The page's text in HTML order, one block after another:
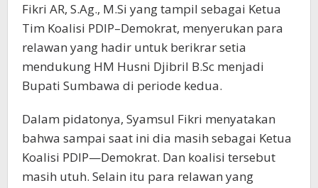
Fikri AR, S.Ag., M.Si yang tampil sebagai Ketua
Tim Koalisi PDIP–Demokrat, menyerukan para
relawan yang hadir untuk berikrar setia
mendukung HM Husni Djibril B.Sc menjadi
Bupati Sumbawa di periode kedua.
Dalam pidatonya, Syamsul Fikri menyatakan
bahwa sampai saat ini dia masih sebagai Ketua
Koalisi PDIP—Demokrat. Dan koalisi tersebut
masih utuh. Selain itu para relawan yang